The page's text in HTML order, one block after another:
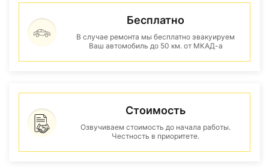
Бесплатно
В случае ремонта мы бесплатно эвакуируем
Ваш автомобиль до 50 км. от МКАД-а
Стоимость
Озвучиваем стоимость до начала работы.
Честность в приоритете.